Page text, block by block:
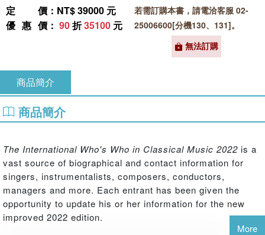
定價 ：NT$ 39000 元
優惠價 ： 90折35100 元
若需訂購本書，請電洽客服 02-
25006600[分機130、131]。
無法訂購
商品簡介
商品簡介
The International Who's Who in Classical Music 2022 is a
vast source of biographical and contact information for
singers, instrumentalists, composers, conductors,
managers and more. Each entrant has been given the
opportunity to update his or her information for the new
improved 2022 edition.
More